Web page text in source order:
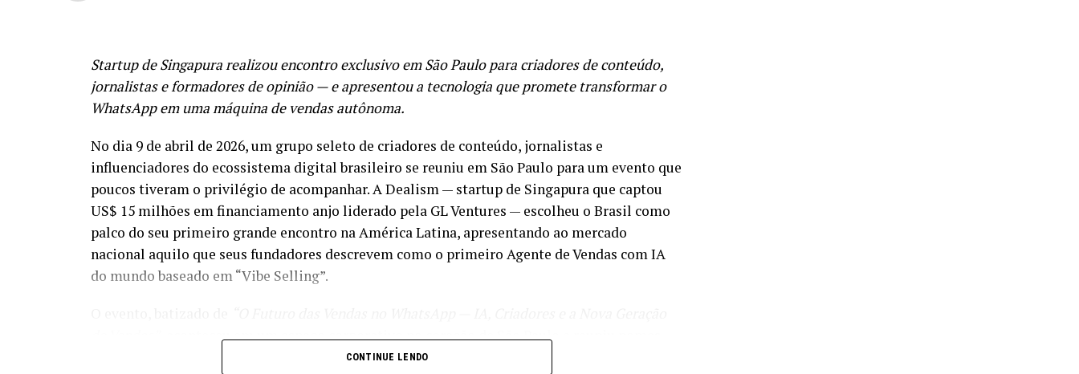
Startup de Singapura realizou encontro exclusivo em São Paulo para criadores de conteúdo,
jornalistas e formadores de opinião — e apresentou a tecnologia que promete transformar o
WhatsApp em uma máquina de vendas autônoma.
No dia 9 de abril de 2026, um grupo seleto de criadores de conteúdo, jornalistas e
influenciadores do ecossistema digital brasileiro se reuniu em São Paulo para um evento que
poucos tiveram o privilégio de acompanhar. A Dealism — startup de Singapura que captou
US$ 15 milhões em financiamento anjo liderado pela GL Ventures — escolheu o Brasil como
palco do seu primeiro grande encontro na América Latina, apresentando ao mercado
nacional aquilo que seus fundadores descrevem como o primeiro Agente de Vendas com IA
do mundo baseado em “Vibe Selling”.
, aconteceu em um espaço corporativo no coração de São Paulo e reuniu nomes
relevantes do marketing digital e da mídia especializada em tecnologia e
CONTINUE LENDO